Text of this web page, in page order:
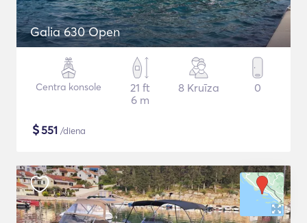
Galia 630 Open
Centra konsole
21 ft
6 m
8 Kruīza 0
$551 /diena